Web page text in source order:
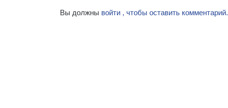
Вы должны войти , чтобы оставить комментарий.